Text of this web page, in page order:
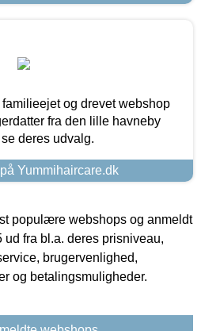
og drevet webshop
fra den lille havneby
deres udvalg.
Yummihaircare.dk
populære webshops og anmeldt
ud fra bl.a. deres prisniveau,
brugervenlighed,
og betalingsmuligheder.